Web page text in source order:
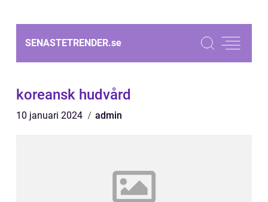
SENASTETRENDER.se
koreansk hudvård
10 januari 2024 admin